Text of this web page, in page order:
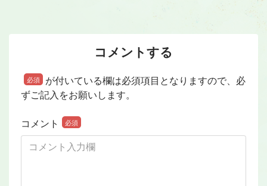
コメントする
必須
が付いている欄は必須項目となりますので、必
ずご記入をお願いします。
コメント 必須